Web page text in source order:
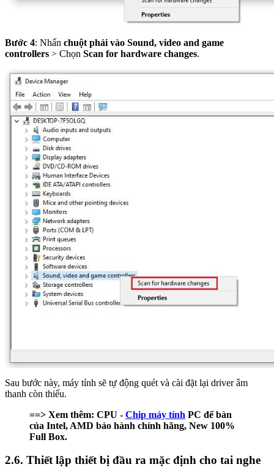
Bước 4: Nhấn chuột phải vào Sound, video and game
controllers > Chọn Scan for hardware changes.
Sau bước này, máy tính sẽ tự động quét và cài đặt lại driver âm
thanh còn thiếu.
==> Xem thêm: CPU - Chip máy tính PC để bàn
của Intel, AMD bảo hành chính hãng, New 100%
Full Box.
2.6. Thiết lập thiết bị đầu ra mặc định cho tai nghe